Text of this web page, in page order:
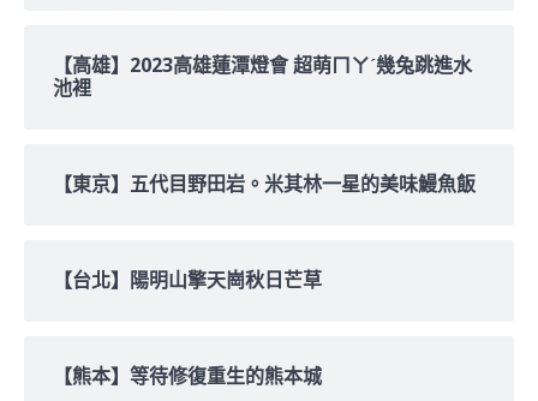
【高雄】2023高雄蓮潭燈會 超萌ㄇㄚˊ幾兔跳進水
池裡
【東京】五代目野田岩。米其林一星的美味鰻魚飯
【台北】陽明山擎天崗秋日芒草
【熊本】等待修復重生的熊本城